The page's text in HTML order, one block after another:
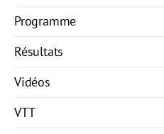
Programme
Résultats
Vidéos
VTT